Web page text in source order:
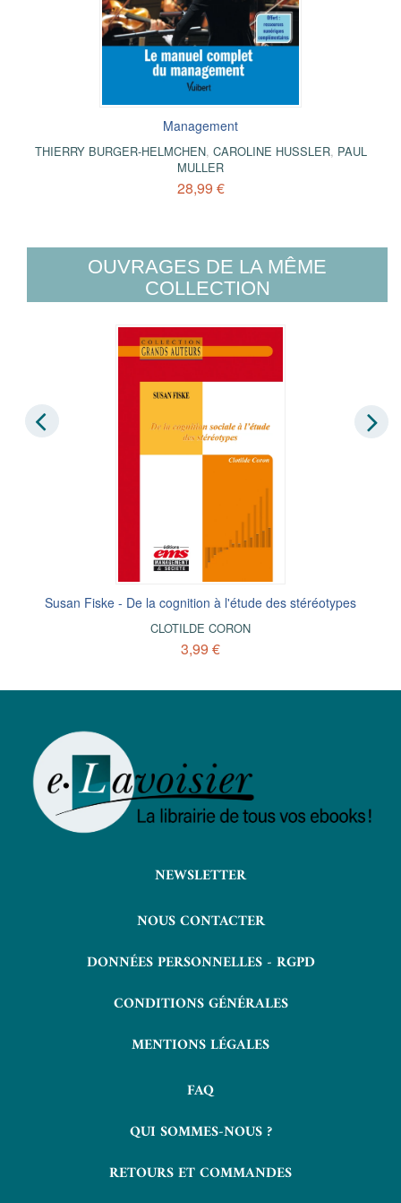
Management
THIERRY BURGER-HELMCHEN, CAROLINE HUSSLER, PAUL
MULLER
28,99 €
OUVRAGES DE LA MÊME
COLLECTION
Susan Fiske - De la cognition à l'étude des stéréotypes
CLOTILDE CORON
3,99 €
NEWSLETTER
NOUS CONTACTER
DONNÉES PERSONNELLES - RGPD
CONDITIONS GÉNÉRALES
MENTIONS LÉGALES
FAQ
QUI SOMMES-NOUS ?
RETOURS ET COMMANDES